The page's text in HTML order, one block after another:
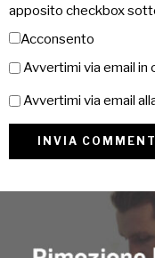
apposito checkbox
Acconsento
Avvertimi via email in
Avvertimi via email